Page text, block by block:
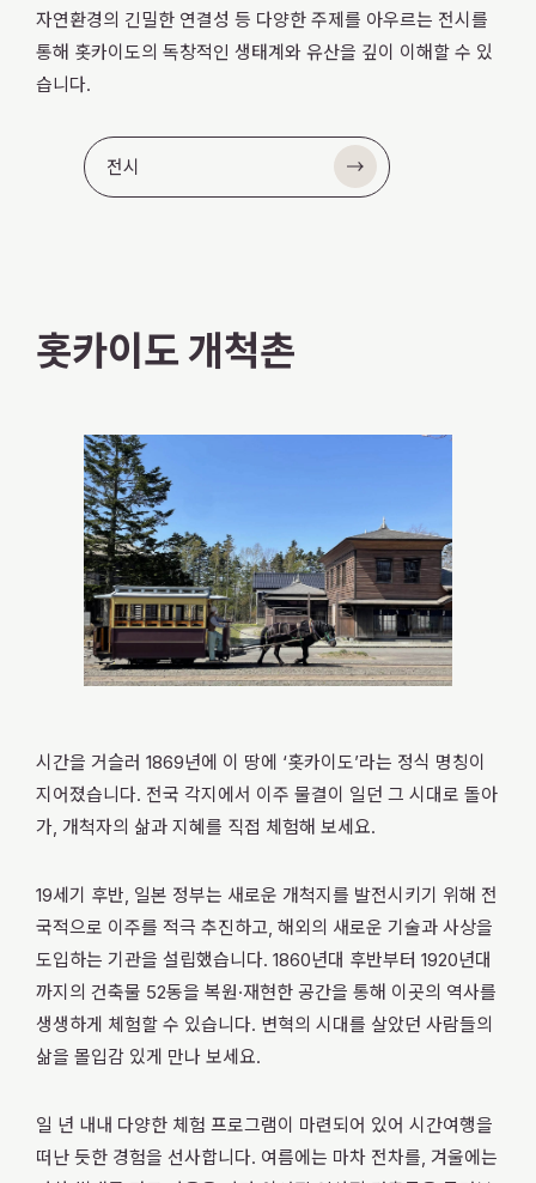
자연환경의 긴밀한 연결성 등 다양한 주제를 아우르는 전시를
통해 홋카이도의 독창적인 생태계와 유산을 깊이 이해할 수 있
습니다.
전시
홋카이도 개척촌
시간을 거슬러 1869년에 이 땅에 ‘홋카이도’라는 정식 명칭이
지어졌습니다. 전국 각지에서 이주 물결이 일던 그 시대로 돌아
가, 개척자의 삶과 지혜를 직접 체험해 보세요.
19세기 후반, 일본 정부는 새로운 개척지를 발전시키기 위해 전
국적으로 이주를 적극 추진하고, 해외의 새로운 기술과 사상을
도입하는 기관을 설립했습니다. 1860년대 후반부터 1920년대
까지의 건축물 52동을 복원·재현한 공간을 통해 이곳의 역사를
생생하게 체험할 수 있습니다. 변혁의 시대를 살았던 사람들의
삶을 몰입감 있게 만나 보세요.
일 년 내내 다양한 체험 프로그램이 마련되어 있어 시간여행을
떠난 듯한 경험을 선사합니다. 여름에는 마차 전차를, 겨울에는